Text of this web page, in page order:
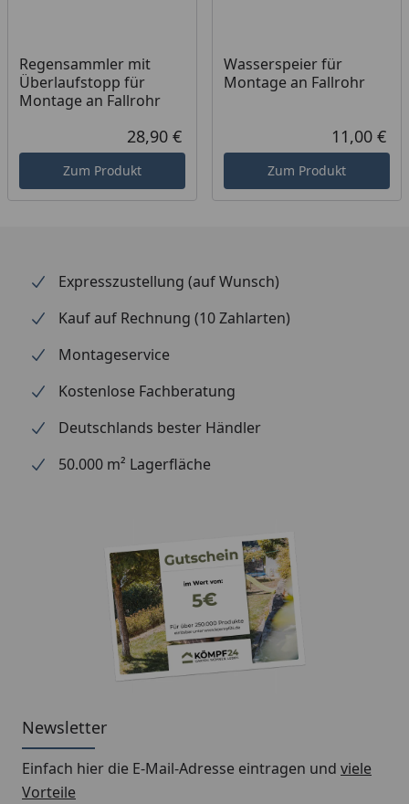
Schrauben für die Befestigung der Rinnenhalter sind
nicht im Lieferumfang enthalten.
Montageanleitung Wulstrinne Typ 300
(Rinnenbreite 125 mm)
Regensammler mit
Überlaufstopp für
Montage an Fallrohr
Aktueller Preis
28,90 €
Zum Produkt
Wasserspeier für
Montage an Fallrohr
11,00 €
Zum Produkt
Expresszustellung (auf Wunsch)
Kauf auf Rechnung (10 Zahlarten)
Montageservice
Kostenlose Fachberatung
Deutschlands bester Händler
50.000 m² Lagerfläche
Newsletter
Einfach hier die E-Mail-Adresse eintragen und viele
Vorteile